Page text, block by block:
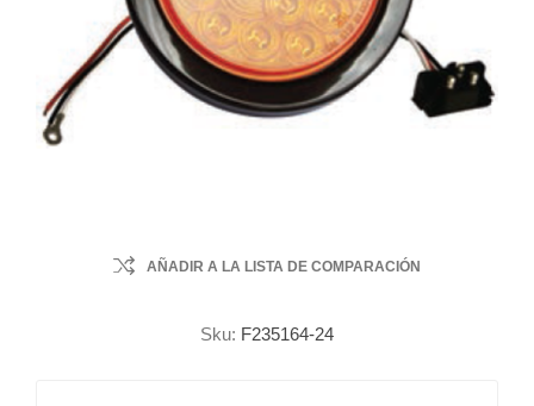
AÑADIR A LA LISTA DE COMPARACIÓN
Sku: F235164-24